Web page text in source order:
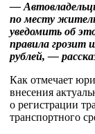
—
по месту
уведомить об
правила
рублей, —
Как отмечает
внесения
о регистрации
транспортного